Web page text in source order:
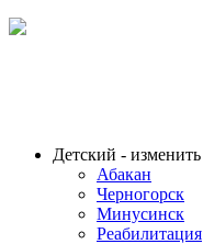
Детский - изменить
Абакан
Черногорск
Минусинск
Реабилитация